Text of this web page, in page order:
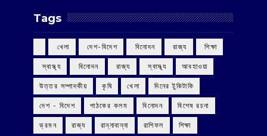
Tags
‌ খেলা ‌ দেশ-বিদেশ ‌ বিনোদন ‌ রাজ্য ‌ শিক্ষা
‌ স্বাস্থ্য ‌ বিনোদন ‌ রাজ্য ‌ স্বাস্থ্য আবহাওয়া
উত্তর সম্পাদকীয় কৃষি খেলা দিনের টুকিটাকি
দেশ - বিদেশ পাঠকের কলম বিনোদন বিশেষ রচনা
ভ্রমন রাজ্য রান্নাবান্না রাশিফল শিক্ষা